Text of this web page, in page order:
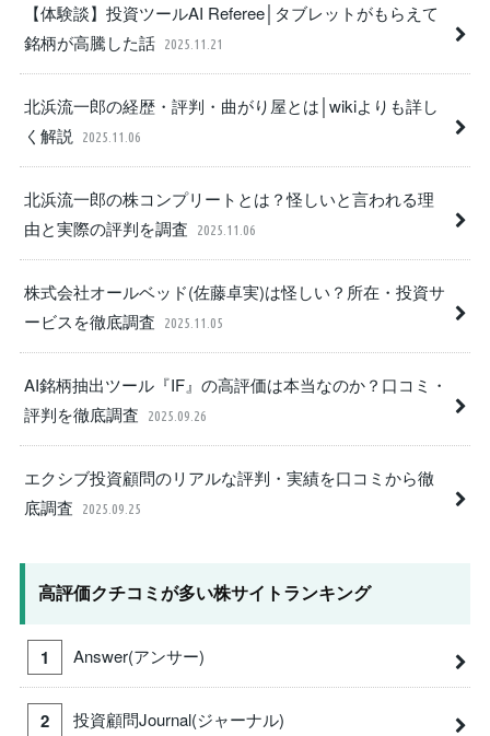
【体験談】投資ツールAI Referee│タブレットがもらえて
銘柄が高騰した話 2025.11.21
北浜流一郎の経歴・評判・曲がり屋とは│wikiよりも詳し
く解説 2025.11.06
北浜流一郎の株コンプリートとは？怪しいと言われる理
由と実際の評判を調査
2025.11.06
株式会社オールベッド(佐藤卓実)は怪しい？所在・投資サ
ービスを徹底調査
2025.11.05
AI銘柄抽出ツール『IF』の高評価は本当なのか？口コミ・
評判を徹底調査
2025.09.26
エクシブ投資顧問のリアルな評判・実績を口コミから徹
底調査
2025.09.25
高評価クチコミが多い株サイトランキング
Answer(アンサー)
投資顧問Journal(ジャーナル)